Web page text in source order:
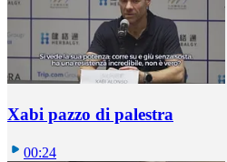
Xabi pazzo di palestra
00:24